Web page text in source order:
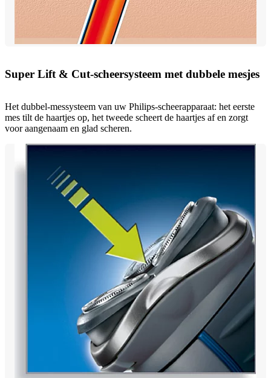
Super Lift & Cut-scheersysteem met dubbele mesjes
Het dubbel-messysteem van uw Philips-scheerapparaat: het eerste
mes tilt de haartjes op, het tweede scheert de haartjes af en zorgt
voor aangenaam en glad scheren.